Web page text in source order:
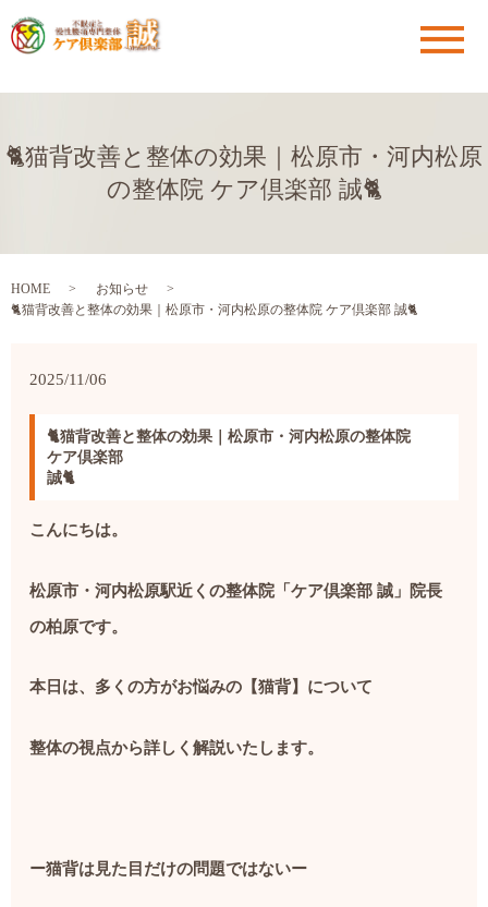
メ
🐈猫背改善と整体の効果｜松原市・河内松原
の整体院 ケア倶楽部 誠🐈
HOME
お知らせ
🐈猫背改善と整体の効果｜松原市・河内松原の整体院 ケア倶楽部 誠🐈
2025/11/06
🐈猫背改善と整体の効果｜松原市・河内松原の整体院
ケア倶楽部
誠🐈
こんにちは。
松原市・河内松原駅近くの整体院「ケア倶楽部 誠」院長
の柏原です。
本日は、多くの方がお悩みの【猫背】について
整体の視点から詳しく解説いたします。
ー猫背は見た目だけの問題ではないー